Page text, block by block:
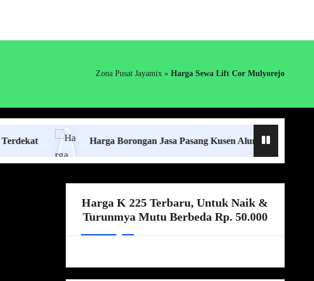
Zona Pusat Jayamix » Harga Sewa Lift Cor Mulyorejo
Harga Borongan Jasa Pasang Kusen Aluminium Lampung
Harga K 225 Terbaru, Untuk Naik &
Turunmya Mutu Berbeda Rp. 50.000